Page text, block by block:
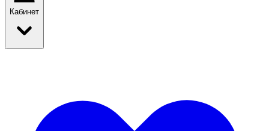
Кабинет